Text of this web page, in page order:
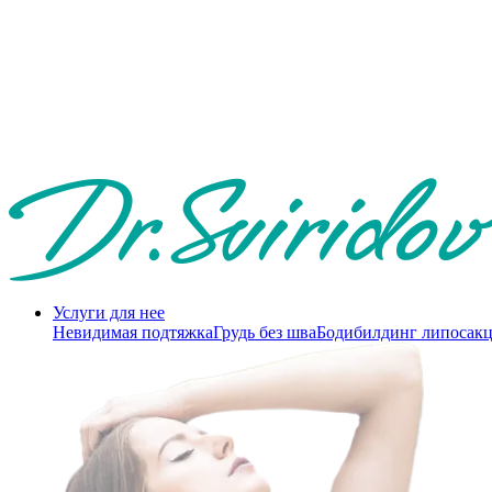
Услуги для нее
Невидимая подтяжкаГрудь без шваБодибилдинг